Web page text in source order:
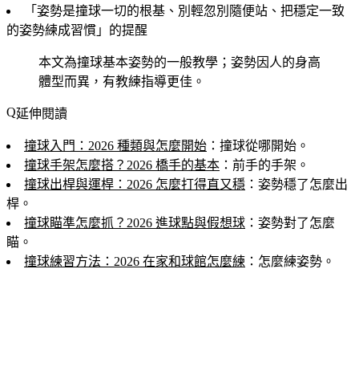
「姿勢是撞球一切的根基、別輕忽別隨便站、把穩定一致
的姿勢練成習慣」的提醒
本文為撞球基本姿勢的一般教學；姿勢因人的身高
體型而異，有教練指導更佳。
延伸閱讀
撞球入門：2026 種類與怎麼開始 ：撞球從哪開始。
撞球手架怎麼搭？2026 橋手的基本 ：前手的手架。
撞球出桿與運桿：2026 怎麼打得直又穩 ：姿勢穩了怎麼出
桿。
撞球瞄準怎麼抓？2026 進球點與假想球 ：姿勢對了怎麼
瞄。
撞球練習方法：2026 在家和球館怎麼練 ：怎麼練姿勢。